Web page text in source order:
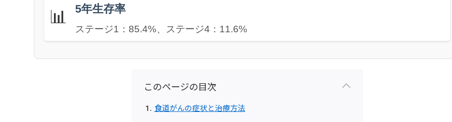
📊 5年生存率
ステージ1：85.4%、ステージ4：11.6%
このページの目次
食道がんの症状と治療方法